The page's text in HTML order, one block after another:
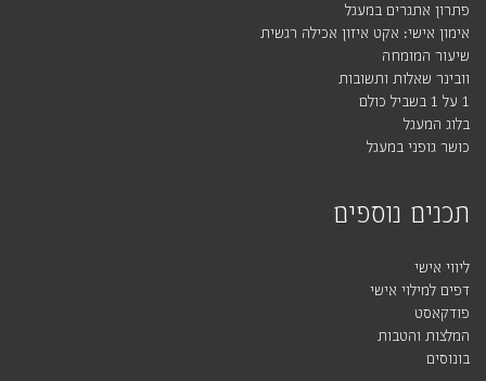
פתרון אתגרים במעגל
אימון אישי: אקט איזון אכילה רגשית
שיעור המומחה
וובינר שאלות ותשובות
1 על 1 בשביל כולם
בלוג המעגל
כושר גופני במעגל
תכנים נוספים
ליווי אישי
דפים למילוי אישי
פודקאסט
המלצות והטבות
בונוסים